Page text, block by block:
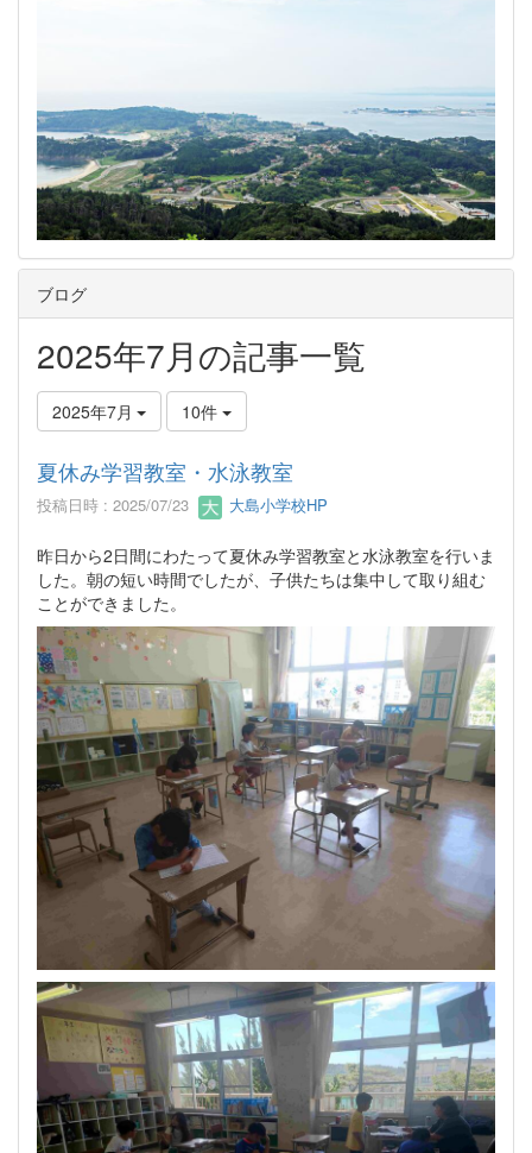
ブログ
2025年7月の記事一覧
2025年7月 10件
夏休み学習教室・水泳教室
投稿日時 : 2025/07/23 大島小学校HP
昨日から2日間にわたって夏休み学習教室と水泳教室を行いま
した。朝の短い時間でしたが、子供たちは集中して取り組む
ことができました。